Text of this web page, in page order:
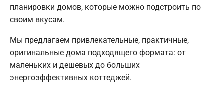
планировки домов, которые можно подстроить по
своим вкусам.
Мы предлагаем привлекательные, практичные,
оригинальные дома подходящего формата: от
маленьких и дешевых до больших
энергоэффективных коттеджей.